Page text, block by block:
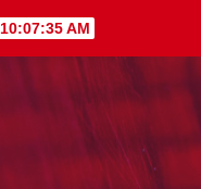
10:07:37 AM